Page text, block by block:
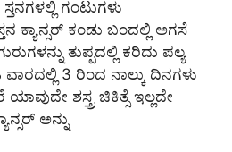
ಗಂಟುಗಳು
ಕ್ಯಾನ್ಸರ್ ಕಂಡು ಬಂದಲ್ಲಿ ಅಗಸೆ
ತುಪ್ಪದಲ್ಲಿ ಕರಿದು ಪಲ್ಯ
3 ರಿಂದ ನಾಲ್ಕು ದಿನಗಳು
ಶಸ್ತ್ರ ಚಿಕಿತ್ಸೆ ಇಲ್ಲದೇ
ಅನ್ನು